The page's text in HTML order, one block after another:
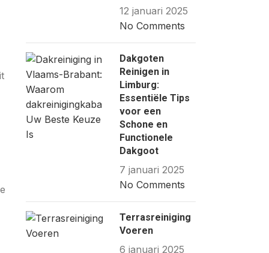
12 januari 2025
No Comments
Dakgoten
Reinigen in
Limburg:
Essentiële Tips
voor een
Schone en
Functionele
Dakgoot
7 januari 2025
No Comments
Terrasreiniging
Voeren
6 januari 2025